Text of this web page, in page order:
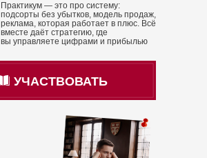
Практикум — это про систему:
подсорты без убытков, модель продаж,
реклама, которая работает в плюс. Всё
вместе даёт стратегию, где
вы управляете цифрами и прибылью
УЧАСТВОВАТЬ